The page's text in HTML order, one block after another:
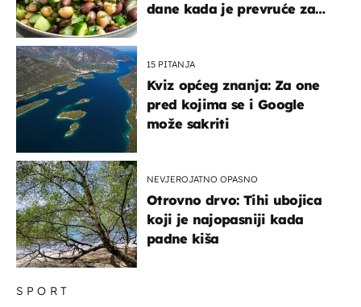
SPORT
dane kada je prevruće za
15 PITANJA
Kviz općeg znanja: Za one
pred kojima se i Google
može sakriti
NEVJEROJATNO OPASNO
Otrovno drvo: Tihi ubojica
koji je najopasniji kada
padne kiša